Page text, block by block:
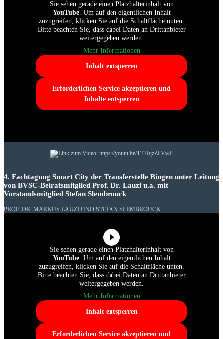
Sie sehen gerade einen Platzhalterinhalt von
YouTube. Um auf den eigentlichen Inhalt
zuzugreifen, klicken Sie auf die Schaltfläche unten.
Bitte beachten Sie, dass dabei Daten an Drittanbieter
weitergegeben werden.
Mehr Informationen
Inhalt entsperren
Erforderlichen Service akzeptieren und
Inhalte entsperren
4. Fachtagung Smart City der Transferstelle Bingen unter Leitung
von BVSC-Beiratsmitglied Prof. Dr. Lauzi u.a. mit
Vorstandsmitglied Stefan Slembrouck
PROF. DR. MARKUS LAUZI UND STEFAN SLEMBROUCK
Sie sehen gerade einen Platzhalterinhalt von
YouTube. Um auf den eigentlichen Inhalt
zuzugreifen, klicken Sie auf die Schaltfläche unten.
Bitte beachten Sie, dass dabei Daten an Drittanbieter
weitergegeben werden.
Mehr Informationen
Inhalt entsperren
Erforderlichen Service akzeptieren und